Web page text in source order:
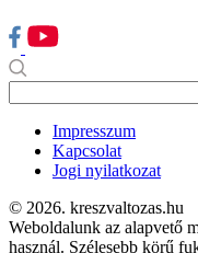
Impresszum
Kapcsolat
Jogi nyilatkozat
© 2026. kreszvaltozas.hu
Weboldalunk az alapvető
használ. Szélesebb körű